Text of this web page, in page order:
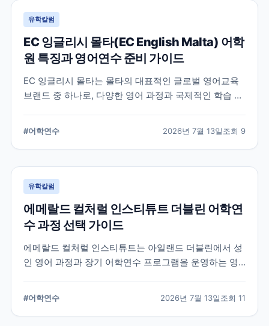
유학칼럼
EC 잉글리시 몰타(EC English Malta) 어학
원 특징과 영어연수 준비 가이드
EC 잉글리시 몰타는 몰타의 대표적인 글로벌 영어교육
브랜드 중 하나로, 다양한 영어 과정과 국제적인 학습 환
습니다.
#어학연수 2026년 7월 13일조회 9
유학칼럼
에메랄드 컬처럴 인스티튜트 더블린 어학연
수 과정 선택 가이드
에메랄드 컬처럴 인스티튜트는 아일랜드 더블린에서 성
인 영어 과정과 장기 어학연수 프로그램을 운영하는 영
기준을 정리합니다.
#어학연수 2026년 7월 13일조회 11